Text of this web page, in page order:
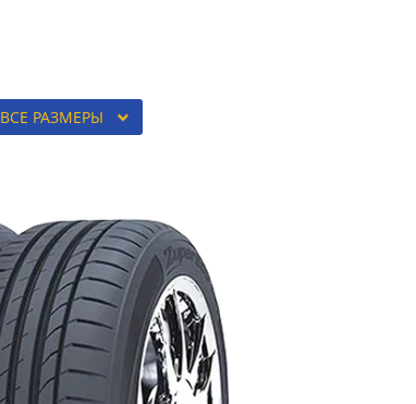
ВСЕ РАЗМЕРЫ